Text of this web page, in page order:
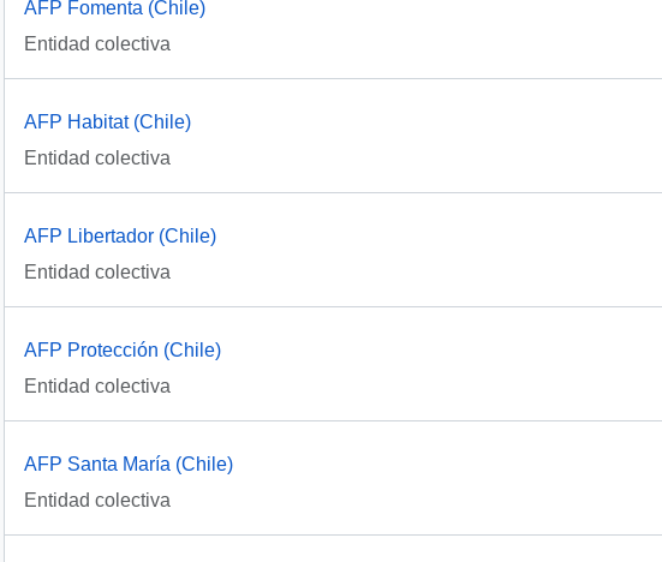
AFP Fomenta (Chile)
Entidad colectiva
AFP Habitat (Chile)
Entidad colectiva
AFP Libertador (Chile)
Entidad colectiva
AFP Protección (Chile)
Entidad colectiva
AFP Santa María (Chile)
Entidad colectiva